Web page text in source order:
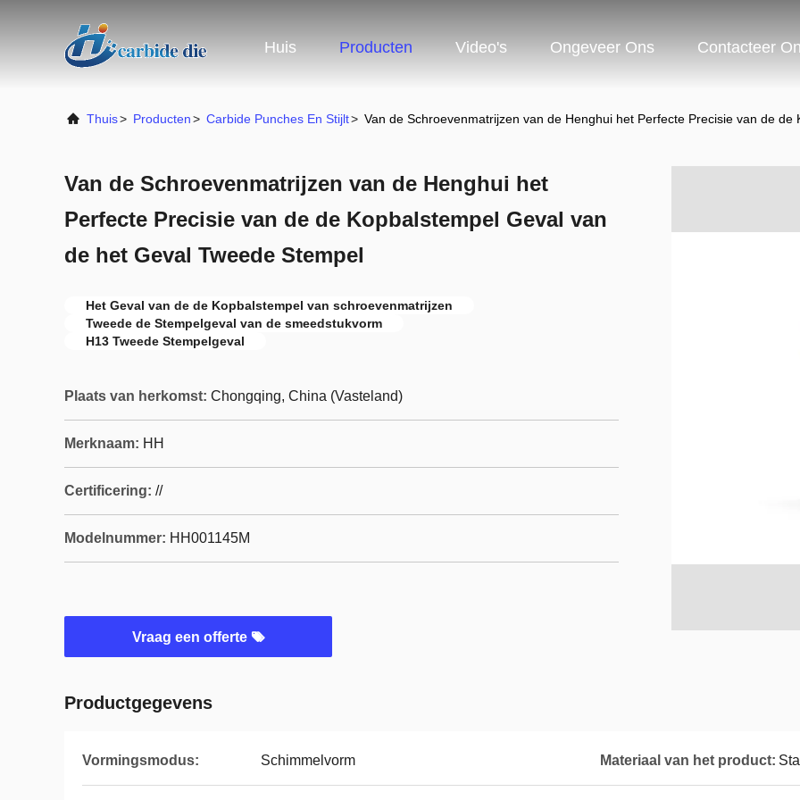
Huis Producten Video's Ongeveer Ons Contacteer
Thuis> Producten> Carbide Punches En Stijlt> Van de Schroevenmatrijzen van de Henghui het Perfecte Precisie van de
Van de Schroevenmatrijzen van de Henghui het
Perfecte Precisie van de de Kopbalstempel Geval van
de het Geval Tweede Stempel
Het Geval van de de Kopbalstempel van schroevenmatrijzen
Tweede de Stempelgeval van de smeedstukvorm
H13 Tweede Stempelgeval
Plaats van herkomst: Chongqing, China (Vasteland)
Merknaam: HH
Certificering: //
Modelnummer: HH001145M
Vraag een offerte
Productgegevens
Vormingsmodus: Schimmelvorm Materiaal van het product: